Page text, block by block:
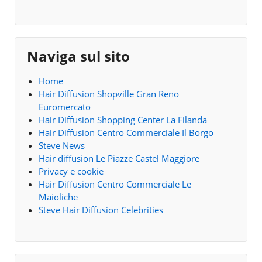
Naviga sul sito
Home
Hair Diffusion Shopville Gran Reno
Euromercato
Hair Diffusion Shopping Center La Filanda
Hair Diffusion Centro Commerciale Il Borgo
Steve News
Hair diffusion Le Piazze Castel Maggiore
Privacy e cookie
Hair Diffusion Centro Commerciale Le
Maioliche
Steve Hair Diffusion Celebrities